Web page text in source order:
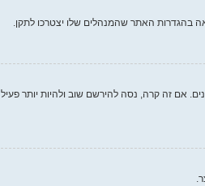
אם זה קרה, נסה להירשם שוב ולהיות יותר פעיל